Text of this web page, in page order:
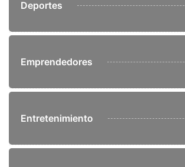
Deportes
Emprendedores
Entretenimiento